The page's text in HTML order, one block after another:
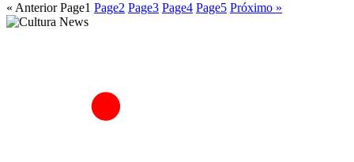
« Anterior Page1 Page2 Page3 Page4 Page5 Próximo »